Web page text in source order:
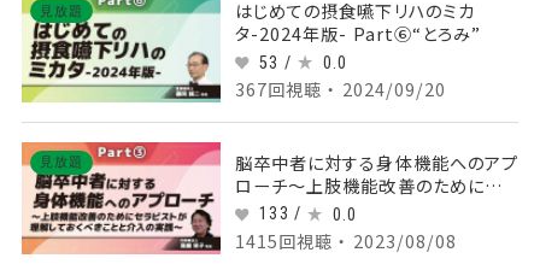
見放題
はじめての摂食嚥下リハのミカ
タ-2024年版- Part⑥“とろみ”
53 / 0.0
367回視聴 ・ 2024/09/20
見放題
脳卒中者に対する身体機能へのアプ
ローチ～上肢機能改善のためにセラ
ピストが理解しておくべきことと介入
の実践～ Part③
133 / 0.0
1415回視聴 ・ 2023/08/08